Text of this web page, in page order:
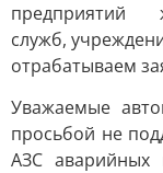
предприятий
служб,
отрабатываем
Уважаемые
просьбой не
АЗС аварийных